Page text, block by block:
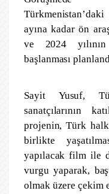
ayına kadar ön
ve 2024
başlanması
Sayit Yusuf,
sanatçılarının
projenin, Türk
birlikte
yapılacak film ile
vurgu yaparak,
olmak üzere çekim